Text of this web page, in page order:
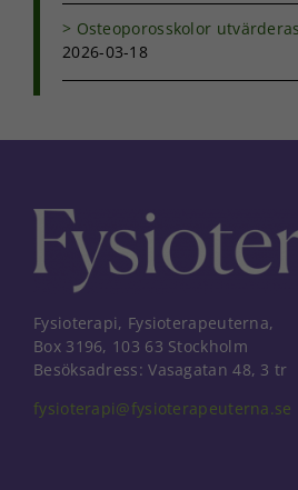
Osteoporosskolor
2026-03-18
Fysioterapi, Fysioterapeuterna,
Box 3196, 103 63 Stockholm
Besöksadress: Vasagatan 48, 3 tr
fysioterapi@fysioterapeuterna.se